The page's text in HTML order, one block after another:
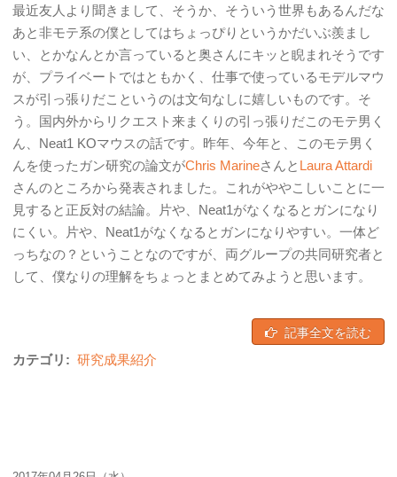
最近友人より聞きまして、そうか、そういう世界もあるんだな
あと非モテ系の僕としてはちょっぴりというかだいぶ羨まし
い、とかなんとか言っていると奥さんにキッと睨まれそうです
が、プライベートではともかく、仕事で使っているモデルマウ
スが引っ張りだこというのは文句なしに嬉しいものです。そ
う。国内外からリクエスト来まくりの引っ張りだこのモテ男く
ん、Neat1 KOマウスの話です。昨年、今年と、このモテ男く
んを使ったガン研究の論文がChris Marineさんと Laura Attardi
さんのところから発表されました。これがややこしいことに一
見すると正反対の結論。片や、Neat1がなくなるとガンになり
にくい。片や、Neat1がなくなるとガンになりやすい。一体ど
っちなの？ということなのですが、両グループの共同研究者と
して、僕なりの理解をちょっとまとめてみようと思います。
記事全文を読む
カテゴリ: 研究成果紹介